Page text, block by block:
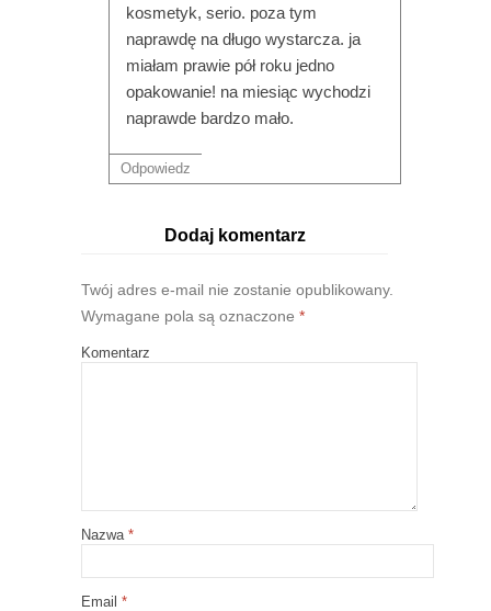
kosmetyk, serio. poza tym
naprawdę na długo wystarcza. ja
miałam prawie pół roku jedno
opakowanie! na miesiąc wychodzi
naprawde bardzo mało.
Odpowiedz
Dodaj komentarz
Twój adres e-mail nie zostanie opublikowany.
Wymagane pola są oznaczone *
Komentarz
Nazwa *
Email *